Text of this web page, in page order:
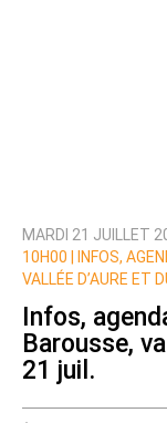
MARDI 21 JUILLET
10H00 |
INFOS,
VALLÉE D’AURE ET
Infos,
Barousse,
21 juil.